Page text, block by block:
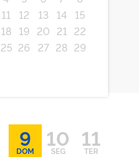
11 12 13 14
15
18 19 20 21
22
25 26 27 28 29
9
DOM
10
SEG
11
TER